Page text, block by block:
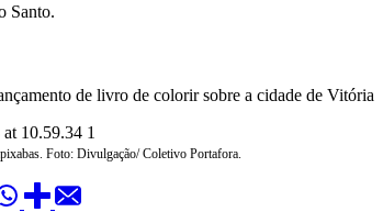
Santo.
de livro de colorir sobre a cidade de Vitória
Foto: Divulgação/ Coletivo Portafora.